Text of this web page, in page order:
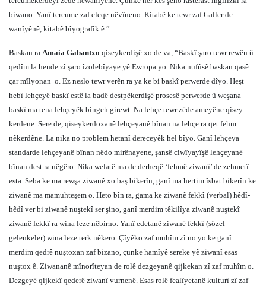
biwano. Yanî tercume zaf eleqe nêvîneno. Kitabê ke tewr zaf Galler de
wanîyênê, kitabê bîyografîk ê.”
Baskan ra Amaia Gabantxo qiseykerdişê xo de va, “Baskî şaro tewr rewên û
qedîm la hende zî şaro îzolebîyaye yê Ewropa yo. Nika nufûsê baskan qasê
çar mîlyonan o. Ez neslo tewr verên ra ya ke bi baskî perwerde dîyo. Heşt
hebî lehçeyê baskî estê la badê destpêkerdişê prosesê perwerde û weşana
baskî ma tena lehçeyêk bingeh girewt. Na lehçe tewr zêde ameyêne qisey
kerdene. Sere de, qiseykerdoxanê lehçeyanê bînan na lehçe ra qet fehm
nêkerdêne. La nika no problem hetanî dereceyêk hel bîyo. Ganî lehçeya
standarde lehçeyanê bînan nêdo mirênayene, şansê ciwîyayîşê lehçeyanê
bînan dest ra nêgêro. Nika welatê ma de derheqê ‘fehmê ziwanî’ de zehmetî
esta. Seba ke ma rewşa ziwanê xo baş bikerîn, ganî ma hertim îsbat bikerîn ke
ziwanê ma mamuhteşem o. Heto bîn ra, gama ke ziwanê fekkî (verbal) hêdî-
hêdî ver bi ziwanê nuştekî ser şino, ganî merdim têkilîya ziwanê nuştekî
ziwanê fekkî ra wina leze nêbirno. Yanî edetanê ziwanê fekkî (sözel
gelenkeler) wina leze terk nêkero. Çîyêko zaf muhîm zî no yo ke ganî
merdim qedrê nuştoxan zaf bizano, çunke hamîyê sereke yê ziwanî esas
nuştox ê. Ziwananê mînorîteyan de rolê dezgeyanê qijkekan zî zaf muhîm o.
Dezgeyê qijkekî qederê ziwanî vurnenê. Esas rolê fealîyetanê kulturî zî zaf